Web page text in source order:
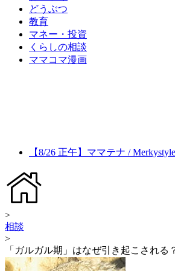
どうぶつ
教育
マネー・投資
くらしの相談
ママコマ漫画
【8/26 正午】ママテナ /
>
相談
>
「ガルガル期」はなぜ引き起こされ